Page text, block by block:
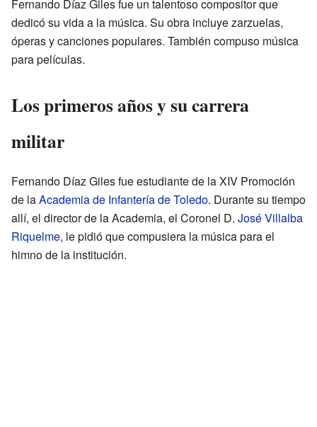
Fernando Díaz Giles fue un talentoso compositor que
dedicó su vida a la música. Su obra incluye zarzuelas,
óperas y canciones populares. También compuso música
para películas.
Los primeros años y su carrera
militar
Fernando Díaz Giles fue estudiante de la XIV Promoción
de laAcademia de Infantería de Toledo. Durante su tiempo
allí, el director de la Academia, el Coronel D. José Villalba
Riquelme, le pidió que compusiera la música para el
himno de la institución.